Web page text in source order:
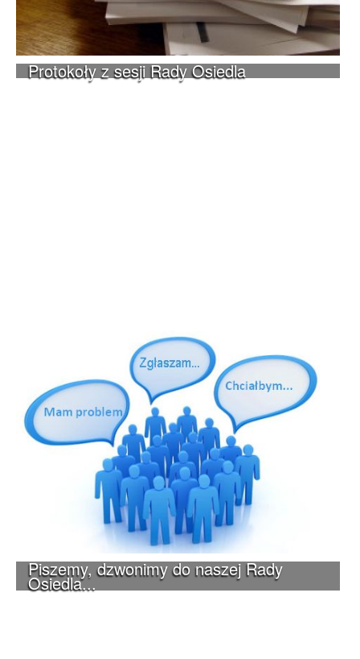
Protokoły z sesji Rady Osiedla
Piszemy, dzwonimy do naszej Rady
Osiedla...